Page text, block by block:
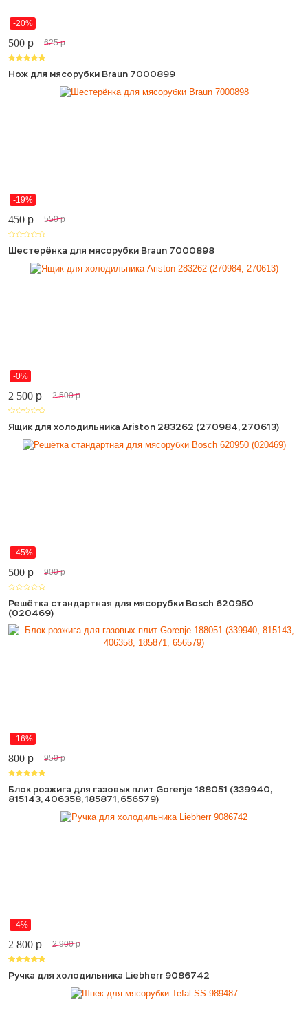
-20%
500 p 625 p
Нож для мясорубки Braun 7000899
-19%
450 p 550 p
Шестерёнка для мясорубки Braun 7000898
-0%
2 500 p 2 500 p
Ящик для холодильника Ariston 283262 (270984, 270613)
-45%
500 p 900 p
Решётка стандартная для мясорубки Bosch 620950
(020469)
-16%
800 p 950 p
Блок розжига для газовых плит Gorenje 188051 (339940,
815143, 406358, 185871, 656579)
-4%
2 800 p 2 900 p
Ручка для холодильника Liebherr 9086742